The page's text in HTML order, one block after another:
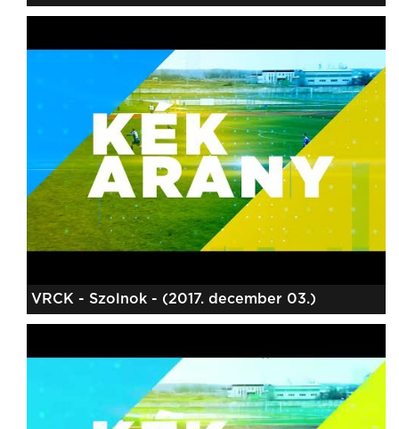
VRCK - Szolnok - (2017. december 03.)